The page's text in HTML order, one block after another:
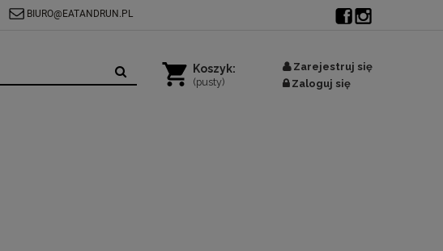
Zarejestruj się
Zaloguj się
Koszyk:
(pusty)
BIURO@EATANDRUN.PL